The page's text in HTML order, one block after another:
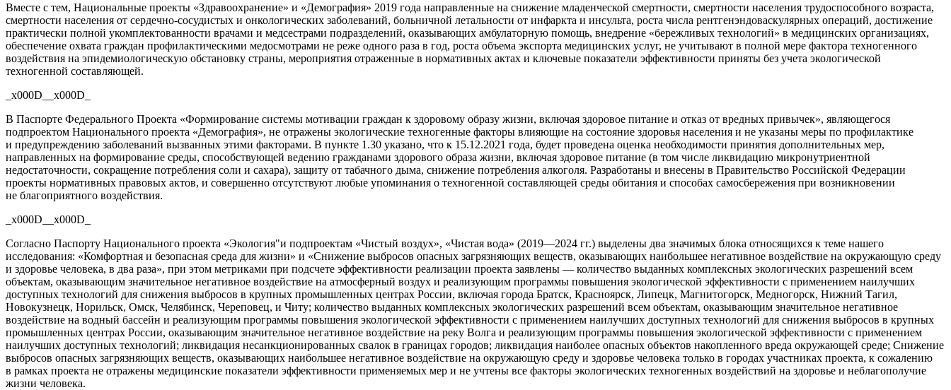
Вместе с тем, Национальные проекты «Здравоохранение» и «Демография» 2019 года направленные на снижение младенческой смертности, смертности населения трудоспособного возраста,
смертности населения от сердечно-сосудистых и онкологических заболеваний, больничной летальности от инфаркта и инсульта, роста числа рентгенэндоваскулярных операций, достижение
практически полной укомплектованности врачами и медсестрами подразделений, оказывающих амбулаторную помощь, внедрение «бережливых технологий» в медицинских организациях,
обеспечение охвата граждан профилактическими медосмотрами не реже одного раза в год, роста объема экспорта медицинских услуг, не учитывают в полной мере фактора техногенного
воздействия на эпидемиологическую обстановку страны, мероприятия отраженные в нормативных актах и ключевые показатели эффективности приняты без учета экологической
техногенной составляющей.
_x000D__x000D_
В Паспорте Федерального Проекта «Формирование системы мотивации граждан к здоровому образу жизни, включая здоровое питание и отказ от вредных привычек», являющегося
подпроектом Национального проекта «Демография», не отражены экологические техногенные факторы влияющие на состояние здоровья населения и не указаны меры по профилактике
и предупреждению заболеваний вызванных этими факторами. В пункте 1.30 указано, что к 15.12.2021 года, будет проведена оценка необходимости принятия дополнительных мер,
направленных на формирование среды, способствующей ведению гражданами здорового образа жизни, включая здоровое питание (в том числе ликвидацию микронутриентной
недостаточности, сокращение потребления соли и сахара), защиту от табачного дыма, снижение потребления алкоголя. Разработаны и внесены в Правительство Российской Федерации
проекты нормативных правовых актов, и совершенно отсутствуют любые упоминания о техногенной составляющей среды обитания и способах самосбережения при возникновении
не благоприятного воздействия.
_x000D__x000D_
Согласно Паспорту Национального проекта «Экология"и подпроектам «Чистый воздух», «Чистая вода» (2019—2024 гг.) выделены два значимых блока относящихся к теме нашего
исследования: «Комфортная и безопасная среда для жизни» и «Снижение выбросов опасных загрязняющих веществ, оказывающих наибольшее негативное воздействие на окружающую среду
и здоровье человека, в два раза», при этом метриками при подсчете эффективности реализации проекта заявлены — количество выданных комплексных экологических разрешений всем
объектам, оказывающим значительное негативное воздействие на атмосферный воздух и реализующим программы повышения экологической эффективности с применением наилучших
доступных технологий для снижения выбросов в крупных промышленных центрах России, включая города Братск, Красноярск, Липецк, Магнитогорск, Медногорск, Нижний Тагил,
Новокузнецк, Норильск, Омск, Челябинск, Череповец, и Читу; количество выданных комплексных экологических разрешений всем объектам, оказывающим значительное негативное
воздействие на водный бассейн и реализующим программы повышения экологической эффективности с применением наилучших доступных технологий для снижения выбросов в крупных
промышленных центрах России, оказывающим значительное негативное воздействие на реку Волга и реализующим программы повышения экологической эффективности с применением
наилучших доступных технологий; ликвидация несанкционированных свалок в границах городов; ликвидация наиболее опасных объектов накопленного вреда окружающей среде; Снижение
выбросов опасных загрязняющих веществ, оказывающих наибольшее негативное воздействие на окружающую среду и здоровье человека только в городах участниках проекта, к сожалению
в рамках проекта не отражены медицинские показатели эффективности применяемых мер и не учтены все факторы экологических техногенных воздействий на здоровье и неблагополучие
жизни человека.